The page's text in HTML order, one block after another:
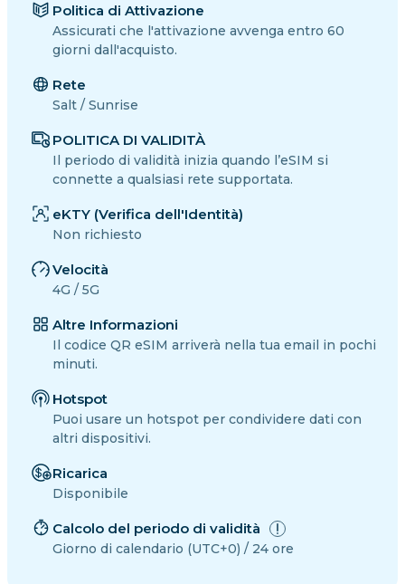
Politica di Attivazione
Assicurati che l'attivazione avvenga entro 60
giorni dall'acquisto.
Rete
Salt / Sunrise
POLITICA DI VALIDITÀ
Il periodo di validità inizia quando l’eSIM si
connette a qualsiasi rete supportata.
eKTY (Verifica dell'Identità)
Non richiesto
Velocità
4G / 5G
Altre Informazioni
Il codice QR eSIM arriverà nella tua email in pochi
minuti.
Hotspot
Puoi usare un hotspot per condividere dati con
altri dispositivi.
Ricarica
Disponibile
Calcolo del periodo di validità
Giorno di calendario (UTC+0) / 24 ore